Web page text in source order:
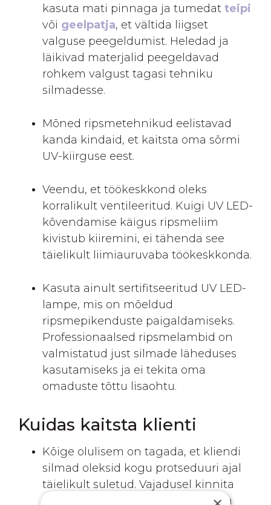
kasuta mati pinnaga ja tumedat teipi
või geelpatja, et vältida liigset
valguse peegeldumist. Heledad ja
läikivad materjalid peegeldavad
rohkem valgust tagasi tehniku
silmadesse.
Mõned ripsmetehnikud eelistavad
kanda kindaid, et kaitsta oma sõrmi
UV-kiirguse eest.
Veendu, et töökeskkond oleks
korralikult ventileeritud. Kuigi UV LED-
kõvendamise käigus ripsmeliim
kivistub kiiremini, ei tähenda see
täielikult liimiauruvaba töökeskkonda.
Kasuta ainult sertifitseeritud UV LED-
lampe, mis on mõeldud
ripsmepikenduste paigaldamiseks.
Professionaalsed ripsmelambid on
valmistatud just silmade läheduses
kasutamiseks ja ei tekita oma
omaduste tõttu lisaohtu.
Kuidas kaitsta klienti
Kõige olulisem on tagada, et kliendi
silmad oleksid kogu protseduuri ajal
täielikult suletud. Vajadusel kinnita
silmalaud õrnalt teibiga, et tagada